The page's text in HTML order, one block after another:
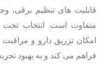
قابلیت های تنظیم برقی،
متفاوت است. انتخاب تخت
امکان تزریق دارو و مراقبت
فراهم می کند و به بهبود